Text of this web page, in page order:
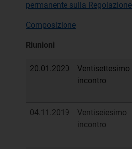
permanente sulla Regolazione
Composizione
Riunioni
20.01.2020
Ventisettesimo
incontro
04.11.2019
Ventiseiesimo
incontro